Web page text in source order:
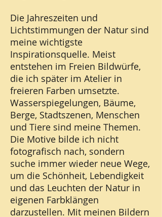
Die Jahreszeiten und
Lichtstimmungen der Natur sind
meine wichtigste
Inspirationsquelle. Meist
entstehen im Freien Bildwürfe,
die ich später im Atelier in
freieren Farben umsetzte.
Wasserspiegelungen, Bäume,
Berge, Stadtszenen, Menschen
und Tiere sind meine Themen.
Die Motive bilde ich nicht
fotografisch nach, sondern
suche immer wieder neue Wege,
um die Schönheit, Lebendigkeit
und das Leuchten der Natur in
eigenen Farbklängen
darzustellen. Mit meinen Bildern